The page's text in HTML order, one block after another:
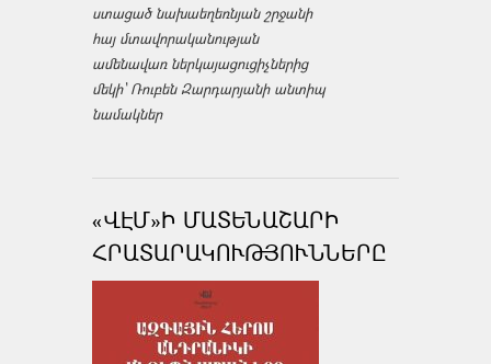
ստացած նախաեղեռնյան շրջանի
հայ մտավորականության
ամենավառ ներկայացուցիչներից
մեկի՝ Ռուբեն Զարդարյանի անտիպ
նամակներ
«ՎԷՄ»Ի ՄԱՏԵՆԱՇԱՐԻ
ՀՐԱՏԱՐԱԿՈՒԹՅՈՒՆՆԵՐԸ